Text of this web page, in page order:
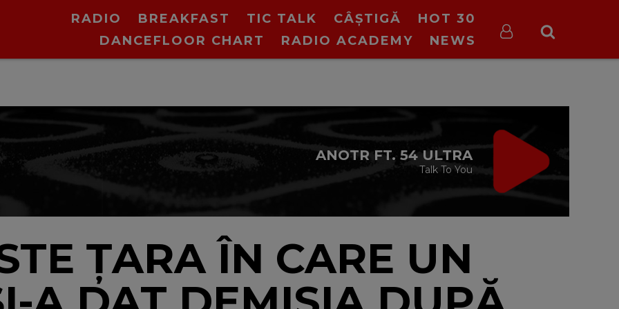
RADIO BREAKFAST TIC TALK CÂȘTIGĂ
HOT 30
DANCEFLOOR CHART
RADIO ACADEMY NEWS
CE TREBUIE
ȚARA ÎN CARE UN